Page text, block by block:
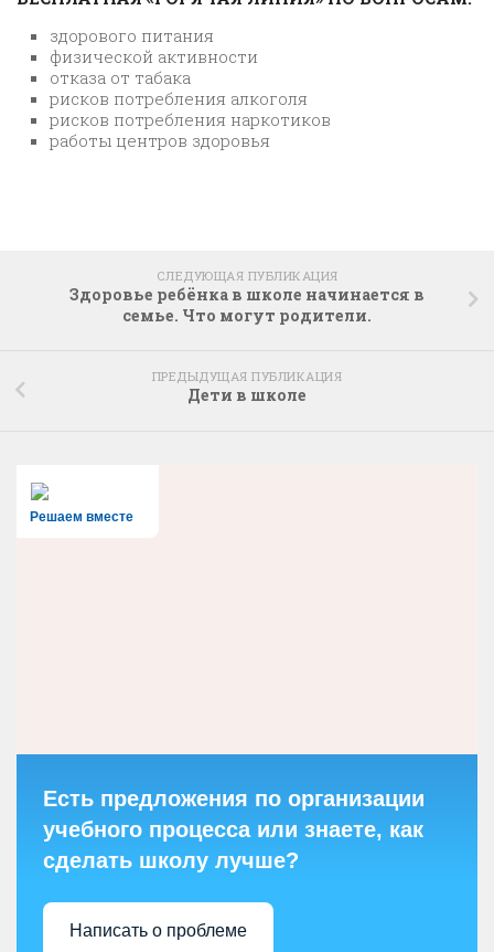
здорового питания
физической активности
отказа от табака
рисков потребления алкоголя
рисков потребления наркотиков
работы центров здоровья
СЛЕДУЮЩАЯ ПУБЛИКАЦИЯ
Здоровье ребёнка в школе начинается в
семье. Что могут родители.
ПРЕДЫДУЩАЯ ПУБЛИКАЦИЯ
Дети в школе
Решаем вместе
Есть предложения по организации
учебного процесса или знаете, как
сделать школу лучше?
Написать о проблеме